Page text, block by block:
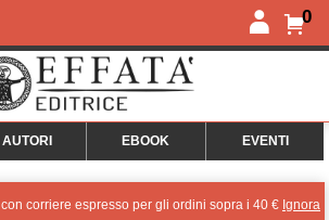
0
AUTORI EBOOK EVENTI
con corriere espresso per gli ordini sopra i 40 € Ignora